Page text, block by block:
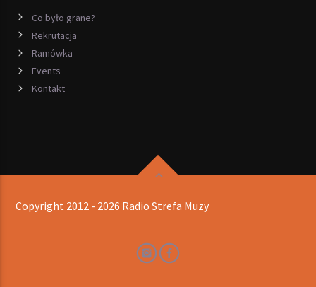
Co było grane?
Rekrutacja
Ramówka
Events
Kontakt
Copyright 2012 - 2026 Radio Strefa Muzy